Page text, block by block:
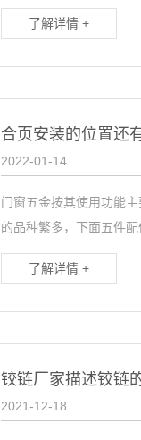
了解详情 +
合页安装的位置还
2022-01-14
门窗五金按其使用功能
的品种繁多，下面五件
了解详情 +
铰链厂家描述铰链
2021-12-18